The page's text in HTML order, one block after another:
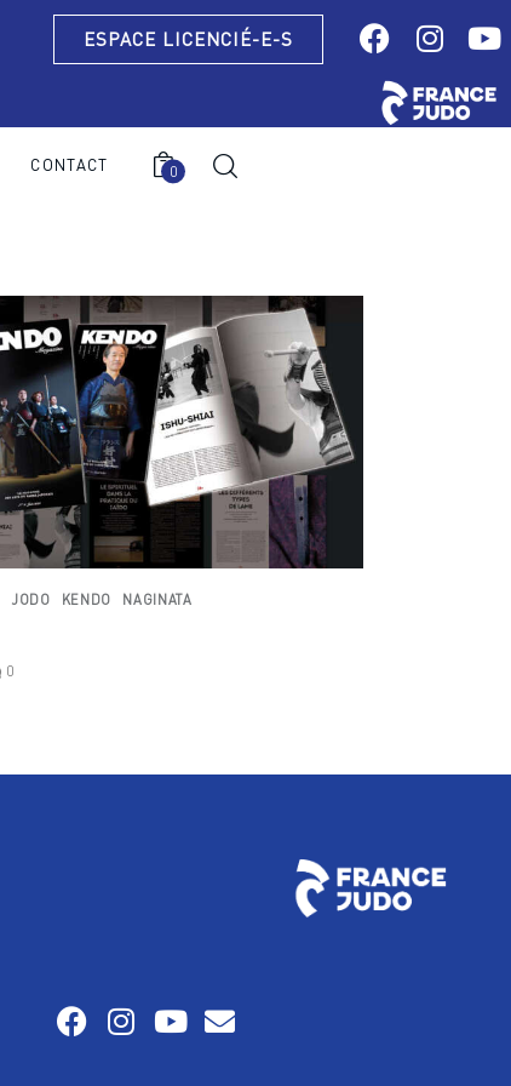
ESPACE LICENCIÉ-E-S
CONTACT 0
JODO KENDO NAGINATA
0